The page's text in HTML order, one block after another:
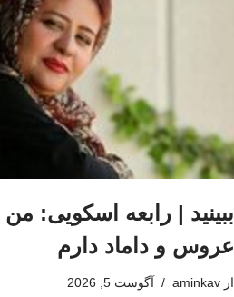
ببینید | رابعه اسکویی: من
عروس و داماد دارم
از aminkav آگوست 5, 2026